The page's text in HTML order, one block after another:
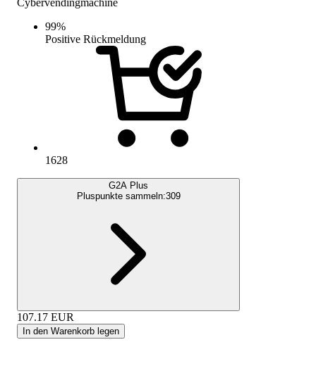
Cybervendingmachine
99%
Positive Rückmeldung
1628
G2A Plus
Pluspunkte sammeln:309
107.17 EUR
In den Warenkorb legen